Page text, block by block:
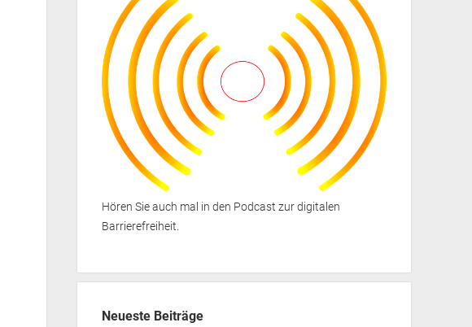
Hören Sie auch mal in den Podcast zur digitalen
Barrierefreiheit
Neueste Beiträge